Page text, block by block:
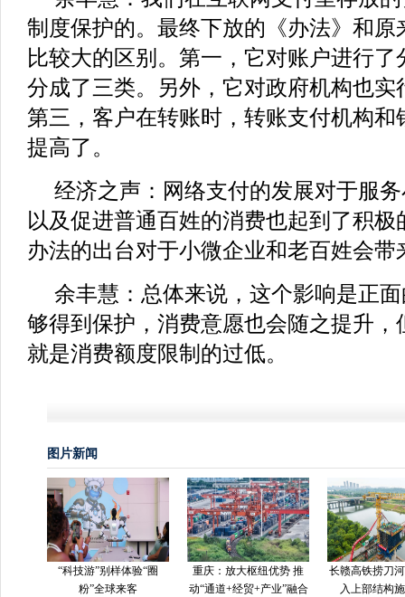
制度保护的。最终下放的《办法》和原
比较大的区别。第一，它对账户进行
分成了三类。另外，它对政府机构也实
第三，客户在转账时，转账支付机构和
提高了。
经济之声：网络支付的发展对于服
以及促进普通百姓的消费也起到了积
办法的出台对于小微企业和老百姓会带
余丰慧：总体来说，这个影响是正
够得到保护，消费意愿也会随之提升，
就是消费额度限制的过低。